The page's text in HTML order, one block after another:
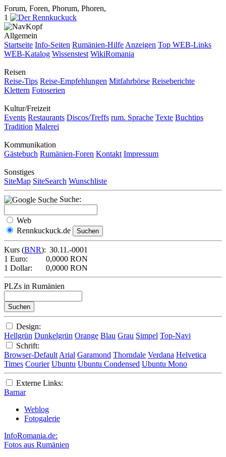
Forum, Foren, Phorum, Phoren,
1
Allgemein
Startseite Info-Seiten Rumänien-Hilfe Anzeigen Top WEB-Links
WEB-Katalog Wissenstest WikiRomania
Reisen
Reise-Tips Reise-Empfehlungen Mitfahrbörse Reiseberichte
Klettern Fotoserien
Kultur/Freizeit
Events Restaurants Discos/Treffs rum. Sprache Texte Buchtips
Tradition Malerei
Kommunikation
Gästebuch Rumänien-Foren Kontakt Impressum
Sonstiges
SiteMap SiteSearch Wunschliste
Suche:
Web
Rennkuckuck.de
Kurs (BNR): 30.11.-0001
1 Euro:
0,0000 RON
1 Dollar:
0,0000 RON
PLZs in Rumänien
Design:
Hellgrün Dunkelgrün Orange Blau Grau Simpel Top-Navi
Schrift:
Browser-Default Arial Garamond Thorndale Verdana Helvetica
Times Courier Ubuntu Ubuntu Condensed Ubuntu Mono
Externe Links:
Barnar
Weblog
Fotogalerie
InfoRomania.de:
Fotos aus Rumänien